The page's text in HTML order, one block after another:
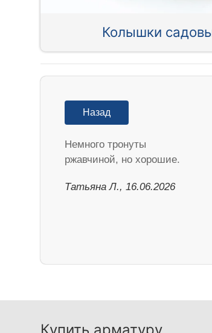
Колышки
Назад
Немного тронуты
ржавчиной, но хорошие.
Татьяна Л., 16.06.2026
Купить арматуру